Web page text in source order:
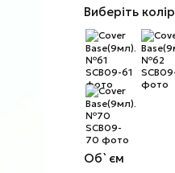
Виберіть колір
Об`єм